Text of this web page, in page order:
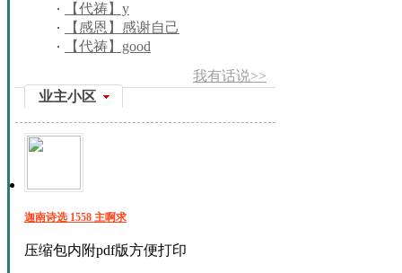
【代祷】y
【感恩】感谢自己
【代祷】good
业主小区
我有话说>>
迦南诗选 1558 主啊求
压缩包内附pdf版方便打印